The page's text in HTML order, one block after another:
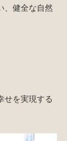
、健全な自然
せを実現する